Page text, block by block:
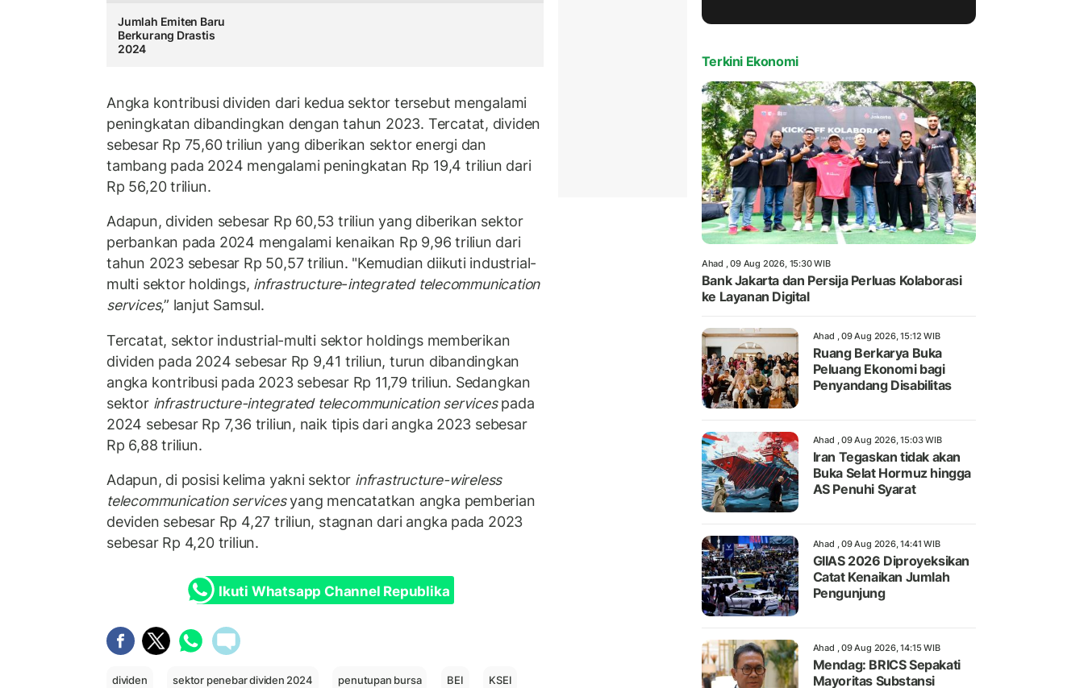
Jumlah Emiten Baru
Berkurang Drastis
2024
Angka kontribusi dividen dari kedua sektor tersebut mengalami
peningkatan dibandingkan dengan tahun 2023. Tercatat, dividen
sebesar Rp 75,60 triliun yang diberikan sektor energi dan
tambang pada 2024 mengalami peningkatan Rp 19,4 triliun dari
Rp 56,20 triliun.
Adapun, dividen sebesar Rp 60,53 triliun yang diberikan sektor
perbankan pada 2024 mengalami kenaikan Rp 9,96 triliun dari
tahun 2023 sebesar Rp 50,57 triliun. "Kemudian diikuti industrial-
multi sektor holdings, infrastructure-integrated telecommunication
services,” lanjut Samsul.
Tercatat, sektor industrial-multi sektor holdings memberikan
dividen pada 2024 sebesar Rp 9,41 triliun, turun dibandingkan
angka kontribusi pada 2023 sebesar Rp 11,79 triliun. Sedangkan
sektor infrastructure-integrated telecommunication servicespada
2024 sebesar Rp 7,36 triliun, naik tipis dari angka 2023 sebesar
Rp 6,88 triliun.
Adapun, di posisi kelima yakni sektor infrastructure-wireless
telecommunication servicesyang mencatatkan angka pemberian
deviden sebesar Rp 4,27 triliun, stagnan dari angka pada 2023
sebesar Rp 4,20 triliun.
Ikuti Whatsapp Channel Republika
dividen sektor penebar dividen 2024 penutupan bursa BEI KSEI
Terkini Ekonomi
Ahad , 09 Aug 2026, 15:30 WIB
Bank Jakarta dan Persija Perluas Kolaborasi
ke Layanan Digital
Ahad , 09 Aug 2026, 15:12 WIB
Ruang Berkarya Buka
Peluang Ekonomi bagi
Penyandang Disabilitas
Ahad , 09 Aug 2026, 15:03 WIB
Iran Tegaskan tidak akan
Buka Selat Hormuz hingga
AS Penuhi Syarat
Ahad , 09 Aug 2026, 14:41 WIB
GIIAS 2026 Diproyeksikan
Catat Kenaikan Jumlah
Pengunjung
Ahad , 09 Aug 2026, 14:15 WIB
Mendag: BRICS Sepakati
Mayoritas Substansi